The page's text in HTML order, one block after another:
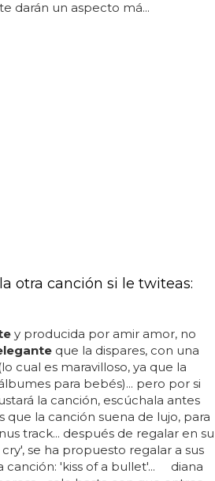
darán un aspecto má...
otra canción si le twiteas:
y producida por amir amor, no
que la dispares, con una
cual es maravilloso, ya que la
para bebés)... pero por si
la canción, escúchala antes
que la canción suena de lujo, para
track... después de regalar en su
se ha propuesto regalar a sus
canción: 'kiss of a bullet'... diana